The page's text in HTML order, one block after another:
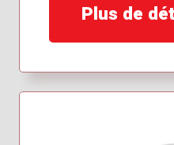
Plus de